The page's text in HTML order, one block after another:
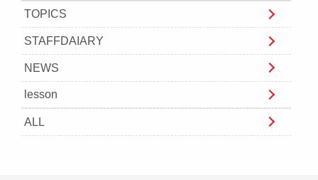
TOPICS
STAFFDAIARY
NEWS
lesson
ALL